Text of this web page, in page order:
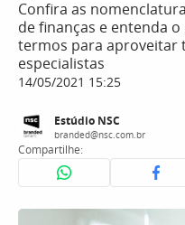
Confira as
de finanças e entenda
termos para aproveitar
especialistas
14/05/2021 15:25
Estúdio NSC
branded@nsc.com.br
Compartilhe: